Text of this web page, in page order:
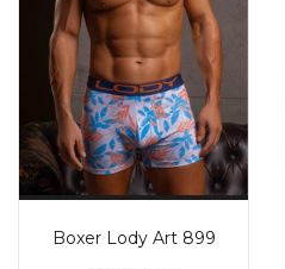
Boxer Lody Art 899